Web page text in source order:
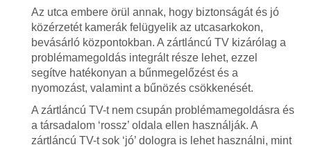
Az utca embere örül annak, hogy biztonságát és jó
közérzetét kamerák felügyelik az utcasarkokon,
bevásárló központokban. A zártláncú TV kizárólag a
problémamegoldás integrált része lehet, ezzel
segítve hatékonyan a bűnmegelőzést és a
nyomozást, valamint a bűnözés csökkenését.
A zártláncú TV-t nem csupán problémamegoldásra és
a társadalom ‘rossz’ oldala ellen használják. A
zártláncú TV-t sok ‘jó’ dologra is lehet használni, mint